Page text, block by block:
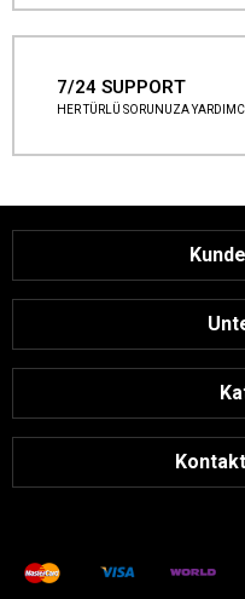
7/24 SUPPORT
HER TÜRLÜ SORUNUZA